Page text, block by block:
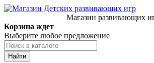
Магазин развивающих
Корзина ждет
Выберите любое предложение
Найти